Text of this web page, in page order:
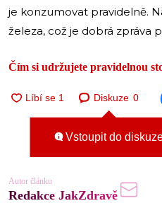
je konzumovat pravidelně.
železa, což je dobrá zpráva
Čím si udržujete pravidelnou
Diskuze 0
Vstoupit do
Autor článku
Redakce JakZdravě